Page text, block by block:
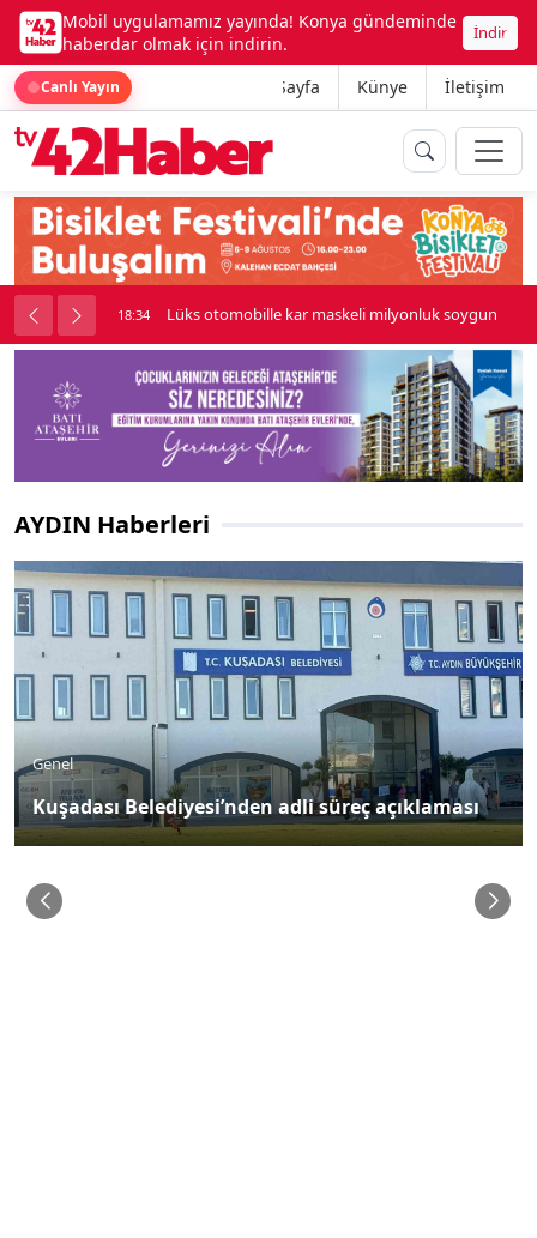
Mobil uygulamamız yayında! Konya gündeminde
haberdar olmak için indirin.
İndir
Canlı Yayın Ana Sayfa Künye İletişim
kavga çıktı 18:34 Lüks otomobille kar maskeli milyonluk soygun
AYDIN Haberleri
Genel
Kuşadası Belediyesi’nden adli süreç açıklaması